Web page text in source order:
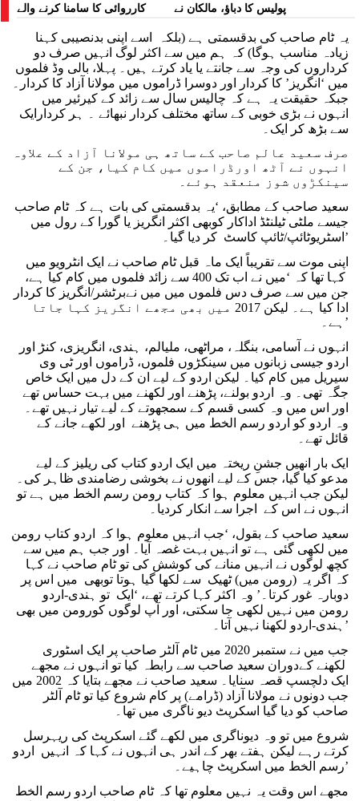
کارروائی کا سامنا کرنے والے
پولیس کا دباؤ، مالکان نے
یہ ٹام صاحب کی بدقسمتی ہے (بلکہ اسے اپنی بدنصیبی کہنا
زیادہ مناسب ہوگا) کہ ہم میں سے اکثر لوگ انہیں صرف دو
کرداروں کی وجہ سے جانتے یا یاد کرتے ہیں۔ پہلا، بالی وڈ فلموں
میں ‘انگریز’ کا کردار اور دوسرا ڈراموں میں مولانا آزاد کا کردار۔
جبکہ حقیقت یہ ہے کہ چالیس سال سے زائد کے کیرئیر میں
انہوں نے بڑی خوبی کے ساتھ مختلف کردار نبھائے ۔ ہر کردارایک
سے بڑھ کر ایک۔
صرف سعید عالم صاحب کے ساتھ ہی مولانا آزاد کے علاوہ
انہوں نے آٹھ اورڈراموں میں کام کیا، جن کے
سینکڑوں شوز منعقد ہوئے۔
سعید صاحب کے مطابق، ‘یہ بدقسمتی کی بات ہے کہ ٹام صاحب
جیسے ملٹی ٹیلنٹڈ اداکار کوبھی اکثر انگریز یا گورا کے رول میں
اسٹریوٹائپ/ٹائپ کاسٹ کر دیا گیا۔’
اپنی موت سے تقریباً ایک ماہ قبل ٹام صاحب نے ایک انٹرویو میں
کہا تھا کہ ‘میں نے اب تک 400 سے زائد فلموں میں کام کیا ہے،
جن میں سے صرف دس فلموں میں میں نےبرٹشر/انگریز کا کردار
ادا کیا ہے۔ لیکن 2017 میں بھی مجھے انگریز کہا جاتا
ہے۔’
اردو جیسی زبانوں میں سینکڑوں فلموں، ڈراموں اور ٹی وی
سیریل میں کام کیا۔ لیکن اردو کے لیے ان کے دل میں ایک خاص
جگہ تھی۔ وہ اردو بولنے، پڑھنے اور لکھنے میں بہت حساس تھے
اور اس میں وہ کسی قسم کے سمجھوتے کے لیے تیار نہیں تھے۔
وہ اردو کو اردو رسم الخط میں ہی پڑھنے اور لکھے جانے کے
قائل تھے۔
ایک بار انھیں جشنِ ریختہ میں ایک اردو کتاب کی ریلیز کے لیے
مدعو کیا گیا، جس کے لیے انھوں نے بخوشی رضامندی ظاہر کی۔
لیکن جب انہیں معلوم ہوا کہ کتاب رومن رسم الخط میں ہے تو
انہوں نے اس کے اجرا سے انکار کردیا۔
سعید صاحب کے بقول، ‘جب انہیں معلوم ہوا کہ اردو کتاب رومن
میں لکھی گئی ہے تو انہیں بہت غصہ آیا۔ اور جب ہم میں سے
کچھ لوگوں نے انہیں منانے کی کوشش کی تو ٹام صاحب نے کہا
کہ اگر یہ (رومن میں) ٹھیک سے لکھا گیا ہوتا توبھی میں اس پر
دوبارہ غور کرتا۔’ وہ اکثر کہا کرتے تھے، ‘ایک تو ہندی-اردو
رومن میں نہیں لکھی جا سکتی، اور آپ لوگوں کورومن میں بھی
ہندی-اردو لکھنا نہیں آتا۔’
لکھنے کےدوران سعید صاحب سے رابطہ کیا تو انہوں نے مجھے
ایک دلچسپ قصہ سنایا۔ سعید صاحب نے مجھے بتایا کہ 2002 میں
جب دونوں نے مولانا آزاد (ڈرامے) پر کام شروع کیا تو ٹام آلٹر
صاحب کو دیا گیا اسکرپٹ دیو ناگری میں تھا۔
شروع میں تو وہ دیوناگری میں لکھے گئے اسکرپٹ کی ریہرسل
کرتے رہے لیکن ہفتے بھر کے اندر ہی انہوں نے کہا کہ انہیں اردو
رسم الخط میں اسکرپٹ چاہیے۔’
مجھے اس وقت یہ نہیں معلوم تھا کہ ٹام صاحب اردو رسم الخط